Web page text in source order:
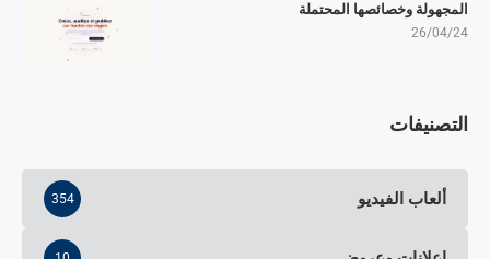
المجهولة وخصائصها المحتملة
26/04/24
التصنيفات
ألعاب الفيديو 354